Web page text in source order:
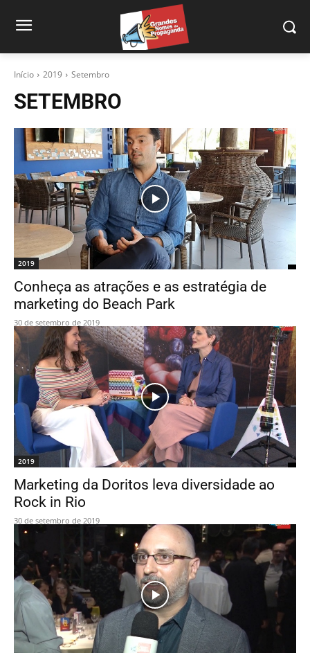
Início 2019 Setembro
SETEMBRO
2019
Conheça as atrações e as estratégia de
marketing do Beach Park
30 de setembro de 2019
2019
Marketing da Doritos leva diversidade ao
Rock in Rio
30 de setembro de 2019